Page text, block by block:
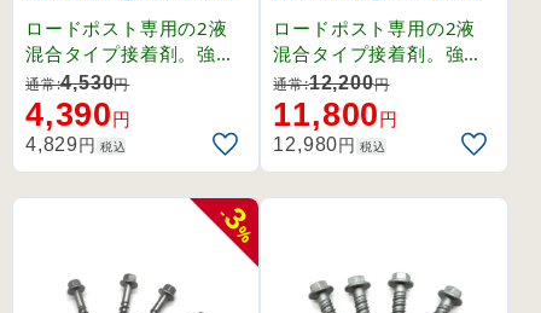
ロードポスト専用の2液
混合タイプ接着剤。強力
な接着力で車線分離標を
確実に固定します。
通常:4,530円
4,390円
4,829円 税込
ロードポスト専用の2液
混合タイプ接着剤。強力
な接着力で車線分離標を
確実に固定します。
通常:12,200円
11,800円
12,980円 税込
-
3
%